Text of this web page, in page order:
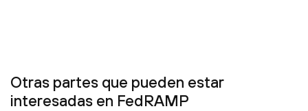
Otras partes que pueden estar
interesadas en FedRAMP